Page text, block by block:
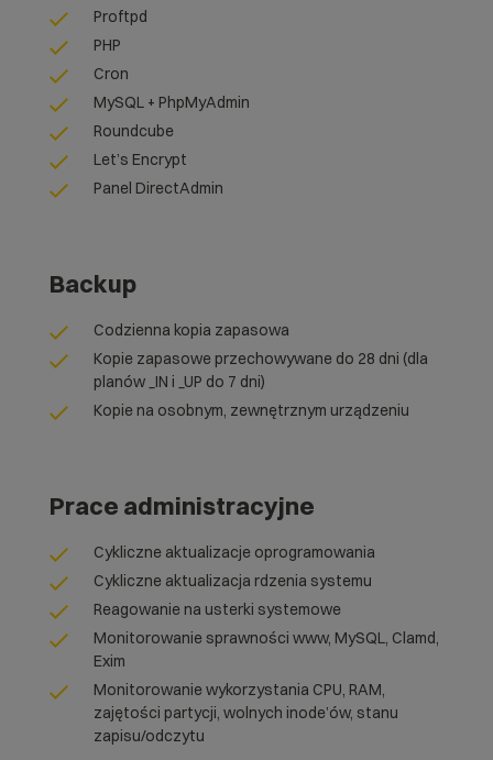
Proftpd
PHP
Cron
MySQL + PhpMyAdmin
Roundcube
Let’s Encrypt
Panel DirectAdmin
Backup
Codzienna kopia zapasowa
Kopie zapasowe przechowywane do 28 dni (dla
planów _IN i _UP do 7 dni)
Kopie na osobnym, zewnętrznym urządzeniu
Prace administracyjne
Cykliczne aktualizacje oprogramowania
Cykliczne aktualizacja rdzenia systemu
Reagowanie na usterki systemowe
Monitorowanie sprawności www, MySQL, Clamd,
Exim
Monitorowanie wykorzystania CPU, RAM,
zajętości partycji, wolnych inode’ów, stanu
zapisu/odczytu